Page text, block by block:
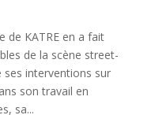
de KATRE en a fait
de la scène street-
interventions sur
son travail en
sa...